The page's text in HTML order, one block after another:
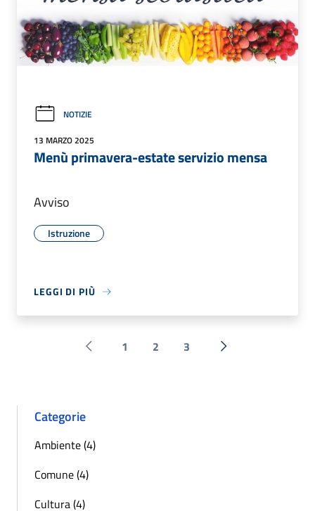
NOTIZIE
13 MARZO 2025
Menù primavera-estate servizio mensa
Avviso
Istruzione
LEGGI DI PIÙ
Pagina precedente
1 2 3 Successiva »
Categorie
Ambiente (4)
Comune (4)
Cultura (4)